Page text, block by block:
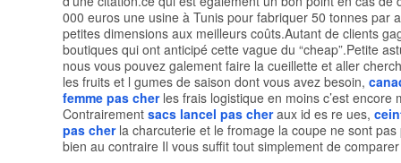
000 euros une usine à Tunis pour fabriquer 50 tonnes par
petites dimensions aux meilleurs coûts.Autant de clients
boutiques qui ont anticipé cette vague du “cheap”.Petite
nous vous pouvez galement faire la cueillette et aller
les fruits et l gumes de saison dont vous avez besoin,
femme pas cherles frais logistique en moins c’est encore
Contrairement sacs lancel pas cheraux id es re ues,
pas cherla charcuterie et le fromage la coupe ne sont pas
bien au contraire Il vous suffit tout simplement de